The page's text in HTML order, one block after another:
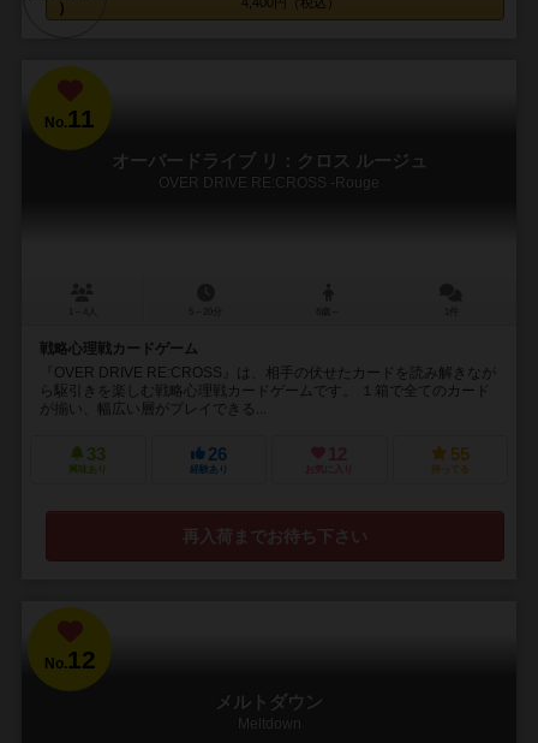
No.11
オーバードライブ リ：クロス ルージュ
OVER DRIVE RE:CROSS -Rouge
戦略心理戦カードゲーム
『OVER DRIVE RE:CROSS』は、相手の伏せたカードを読み解きなが
ら駆引きを楽しむ戦略心理戦カードゲームです。 １箱で全てのカード
が揃い、幅広い層がプレイできる...
33
興味あり
26
経験あり
12
お気に入り
55
持ってる
再入荷までお待ち下さい
No.12
メルトダウン
Meltdown